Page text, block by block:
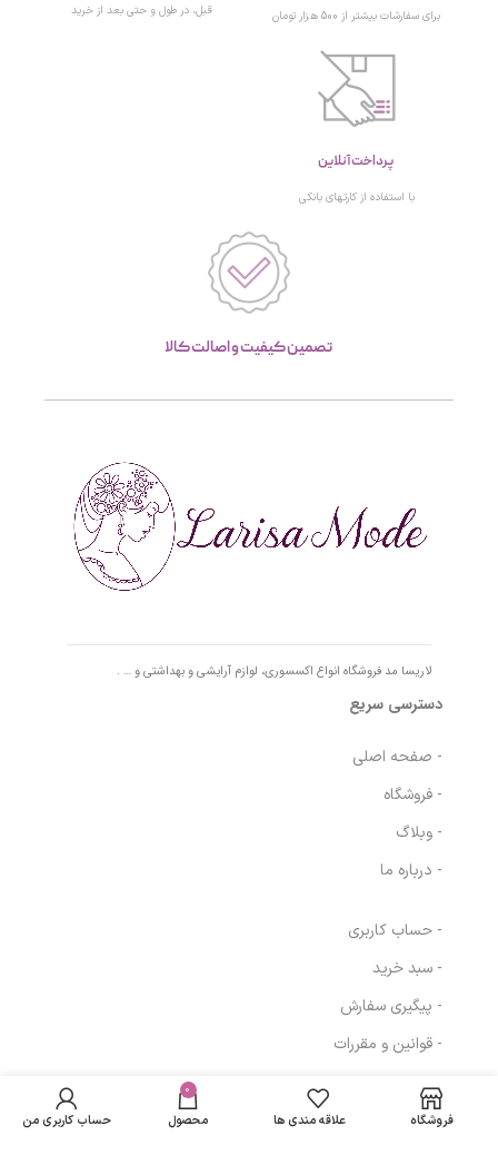
برای سفارشات بیشتر از 500 هزار تومان قبل، در طول و حتی بعد از خرید
پرداخت آنلاین
با استفاده از کارتهای بانکی
تصمین کیفیت و اصالت کالا
لاریسا مد فروشگاه انواع اکسسوری، لوازم آرایشی و بهداشتی و … .
دسترسی سریع
- صفحه اصلی
- فروشگاه
- وبلاگ
- درباره ما
- حساب کاربری
- سبد خرید
- پیگیری سفارش
- قوانین و مقررات
مسیرهای ارتباطی
200 میلی لیتر ام2,642,335 تومان
باشد فروشگاه علاقه مندی ها
0
محصول حساب کاربری من